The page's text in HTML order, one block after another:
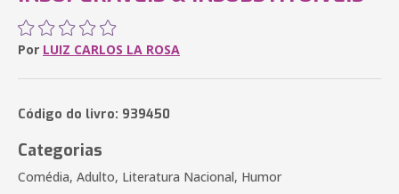
Por LUIZ CARLOS LA ROSA
Código do livro: 939450
Categorias
Comédia, Adulto, Literatura Nacional, Humor